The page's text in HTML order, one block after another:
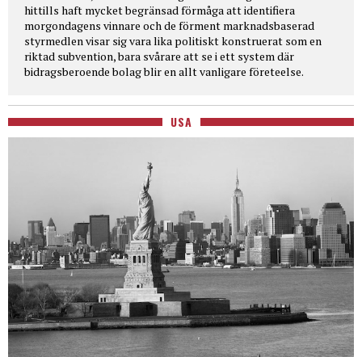
hittills haft mycket begränsad förmåga att identifiera
morgondagens vinnare och de förment marknadsbaserad
styrmedlen visar sig vara lika politiskt konstruerat som en
riktad subvention, bara svårare att se i ett system där
bidragsberoende bolag blir en allt vanligare företeelse.
USA